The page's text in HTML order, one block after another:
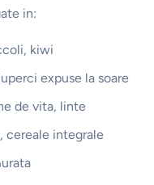
in:
kiwi
expuse la soare
de vita, linte
cereale integrale